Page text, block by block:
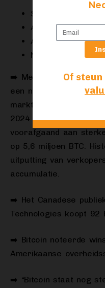
September 2023
Augustus 2024
April 2025
November 2025″
➡️ Meer dan 5 miljoen
een niveau dat alleen
marktresets. Het
2024 en opnieuw in
voorafgaand aan
op 5,6 miljoen BTC.
uitputting van
accumulatie.
➡️ Het Canadese
Technologies koopt 92
➡️ Bitcoin noteerde
Amerikaanse
➡️ “Bitcoin staat nog
Of steun